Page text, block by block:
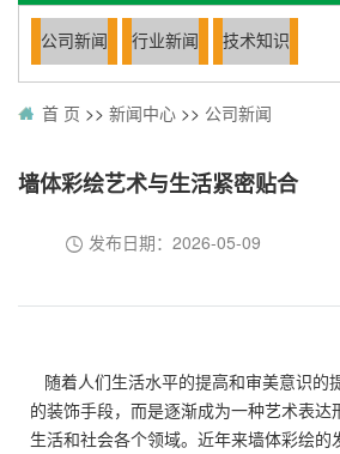
公司新闻 行业新闻 技术知识
首 页 >> 新闻中心 >> 公司新闻
墙体彩绘艺术与生活紧密贴合
发布日期： 2026-05-09
随着人们生活水平的提高和审美意识的
的装饰手段，而是逐渐成为一种艺术表达
生活和社会各个领域。近年来墙体彩绘的